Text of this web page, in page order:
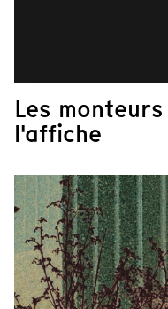
Les
l'affiche